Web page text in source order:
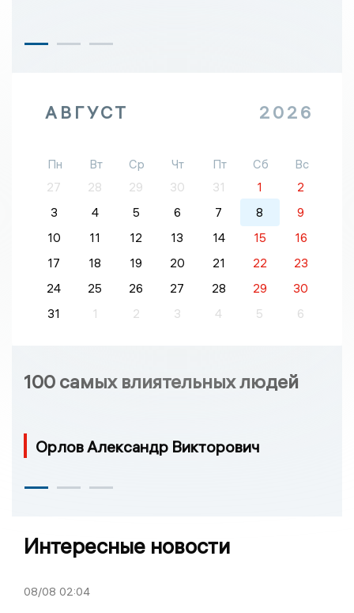
АВГУСТ 2026
Пн Вт Ср Чт Пт Сб
Вс
27
28 29 30 31 1
2
3
4 5 6 7 8
9
10
11 12 13 14 15
16
17
18 19 20 21 22
23
24
25 26 27 28 29
30
31
1 2 3 4 5 6
100 самых влиятельных людей
Орлов Александр Викторович
Интересные новости
08/08 02:04